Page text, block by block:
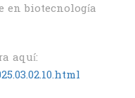
en biotecnología
aquí: